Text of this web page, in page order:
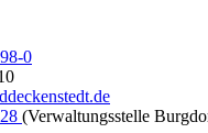
0
(Verwaltungsstelle